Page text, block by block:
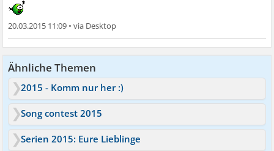
20.03.2015 11:09 •
Ähnliche Themen
2015 - Komm nur her :)
Song contest 2015
Serien 2015: Eure Lieblinge